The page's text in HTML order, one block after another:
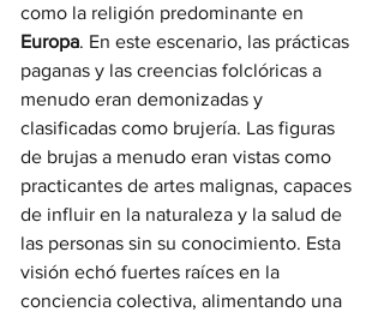
como la religión predominante en
Europa. En este escenario, las prácticas
paganas y las creencias folclóricas a
menudo eran demonizadas y
clasificadas como brujería. Las figuras
de brujas a menudo eran vistas como
practicantes de artes malignas, capaces
de influir en la naturaleza y la salud de
las personas sin su conocimiento. Esta
visión echó fuertes raíces en la
conciencia colectiva, alimentando una